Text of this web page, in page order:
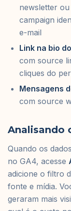
newsletter
campaign
e-mail
Link na bio
com source
cliques do
Mensagens
com source
Analisando
Quando os
no GA4, acesse
adicione o filtro
fonte e mídia.
geraram mais